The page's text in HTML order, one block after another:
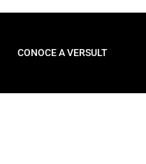
CONOCE A VERSULT